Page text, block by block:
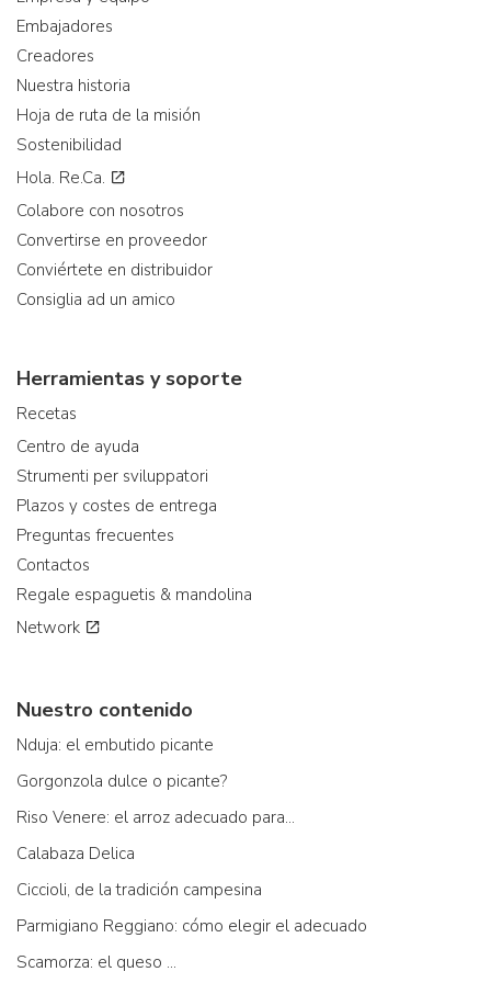
Embajadores
Creadores
Nuestra historia
Hoja de ruta de la misión
Sostenibilidad
Hola. Re.Ca.
Colabore con nosotros
Convertirse en proveedor
Conviértete en distribuidor
Consiglia ad un amico
Herramientas y soporte
Recetas
Centro de ayuda
Strumenti per sviluppatori
Plazos y costes de entrega
Preguntas frecuentes
Contactos
Regale espaguetis & mandolina
Network
Nuestro contenido
Nduja: el embutido picante
Gorgonzola dulce o picante?
Riso Venere: el arroz adecuado para...
Calabaza Delica
Ciccioli, de la tradición campesina
Parmigiano Reggiano: cómo elegir el adecuado
Scamorza: el queso ...